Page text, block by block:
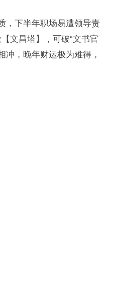
，下半年职场易遭领导责
文昌塔】，可破“文书官
冲，晚年财运极为难得，